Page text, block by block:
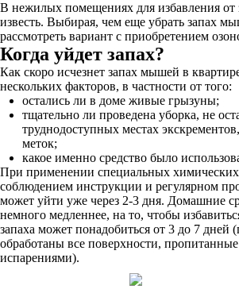
В нежилых помещениях для избавления от
известь. Выбирая, чем еще убрать запах
рассмотреть вариант с приобретением
Когда уйдет запах?
Как скоро исчезнет запах мышей в
нескольких факторов, в частности от того:
остались ли в доме живые грызуны;
тщательно ли проведена уборка, не
труднодоступных местах
меток;
какое именно средство было
При применении специальных химических
соблюдением инструкции и регулярном
может уйти уже через 2-3 дня. Домашние
немного медленнее, на то, чтобы
запаха может понадобиться от 3 до 7 дней
обработаны все поверхности,
испарениями).